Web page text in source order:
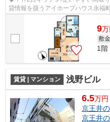
貸情報を扱うアイホープハウス永福
っと見つかります。お電話03-3327-
9万
敷金
1階
賃貸 | マンション 浅野ビル
6.5万円
京王井
京王井